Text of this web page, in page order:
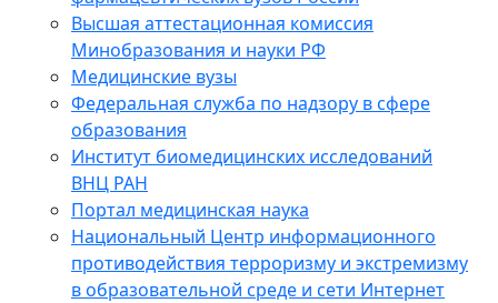
Высшая аттестационная комиссия
Минобразования и науки РФ
Медицинские вузы
Федеральная служба по надзору в сфере
образования
Институт биомедицинских исследований
ВНЦ РАН
Портал медицинская наука
Национальный Центр информационного
противодействия терроризму и экстремизму
в образовательной среде и сети Интернет